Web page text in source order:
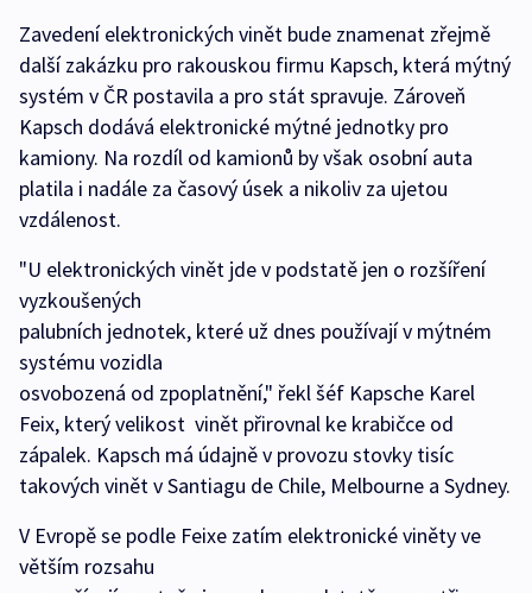
Zavedení elektronických vinět bude znamenat zřejmě
další zakázku pro rakouskou firmu Kapsch, která mýtný
systém v ČR postavila a pro stát spravuje. Zároveň
Kapsch dodává elektronické mýtné jednotky pro
kamiony. Na rozdíl od kamionů by však osobní auta
platila i nadále za časový úsek a nikoliv za ujetou
vzdálenost.
"U elektronických vinět jde v podstatě jen o rozšíření
vyzkoušených
palubních jednotek, které už dnes používají v mýtném
systému vozidla
osvobozená od zpoplatnění," řekl šéf Kapsche Karel
Feix, který velikost vinět přirovnal ke krabičce od
zápalek. Kapsch má údajně v provozu stovky tisíc
takových vinět v Santiagu de Chile, Melbourne a Sydney.
V Evropě se podle Feixe zatím elektronické viněty ve
větším rozsahu